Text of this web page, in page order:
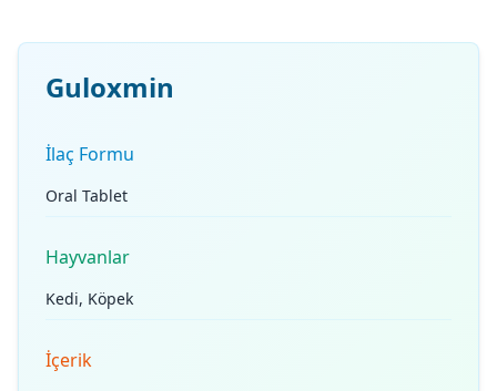
Guloxmin
İlaç Formu
Oral Tablet
Hayvanlar
Kedi, Köpek
İçerik